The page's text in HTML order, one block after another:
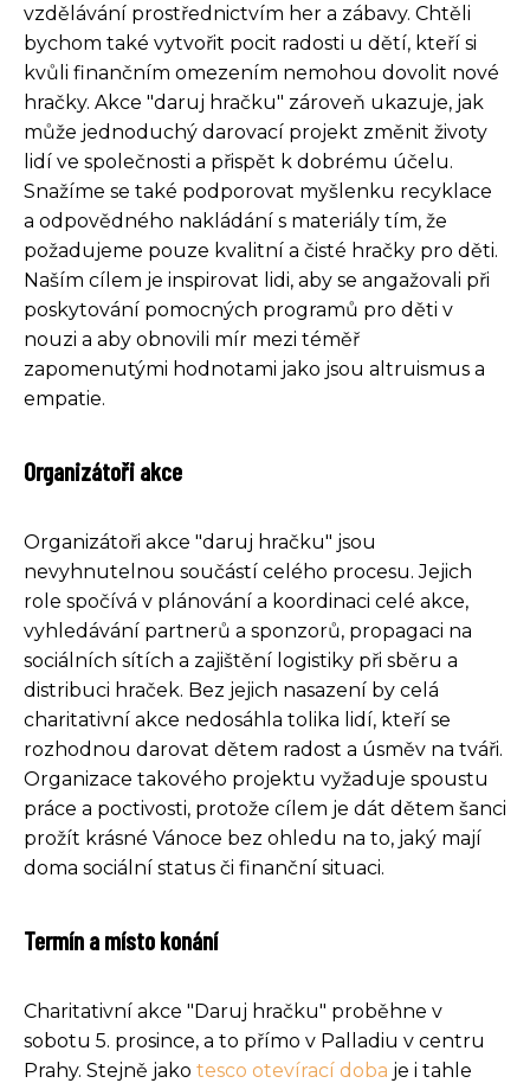
vzdělávání prostřednictvím her a zábavy. Chtěli
bychom také vytvořit pocit radosti u dětí, kteří si
kvůli finančním omezením nemohou dovolit nové
hračky. Akce "daruj hračku" zároveň ukazuje, jak
může jednoduchý darovací projekt změnit životy
lidí ve společnosti a přispět k dobrému účelu.
Snažíme se také podporovat myšlenku recyklace
a odpovědného nakládání s materiály tím, že
požadujeme pouze kvalitní a čisté hračky pro děti.
Naším cílem je inspirovat lidi, aby se angažovali při
poskytování pomocných programů pro děti v
nouzi a aby obnovili mír mezi téměř
zapomenutými hodnotami jako jsou altruismus a
empatie.
Organizátoři akce
Organizátoři akce "daruj hračku" jsou
nevyhnutelnou součástí celého procesu. Jejich
role spočívá v plánování a koordinaci celé akce,
vyhledávání partnerů a sponzorů, propagaci na
sociálních sítích a zajištění logistiky při sběru a
distribuci hraček. Bez jejich nasazení by celá
charitativní akce nedosáhla tolika lidí, kteří se
rozhodnou darovat dětem radost a úsměv na tváři.
Organizace takového projektu vyžaduje spoustu
práce a poctivosti, protože cílem je dát dětem šanci
prožít krásné Vánoce bez ohledu na to, jaký mají
doma sociální status či finanční situaci.
Termín a místo konání
Charitativní akce "Daruj hračku" proběhne v
sobotu 5. prosince, a to přímo v Palladiu v centru
Prahy. Stejně jako tesco otevírací doba je i tahle